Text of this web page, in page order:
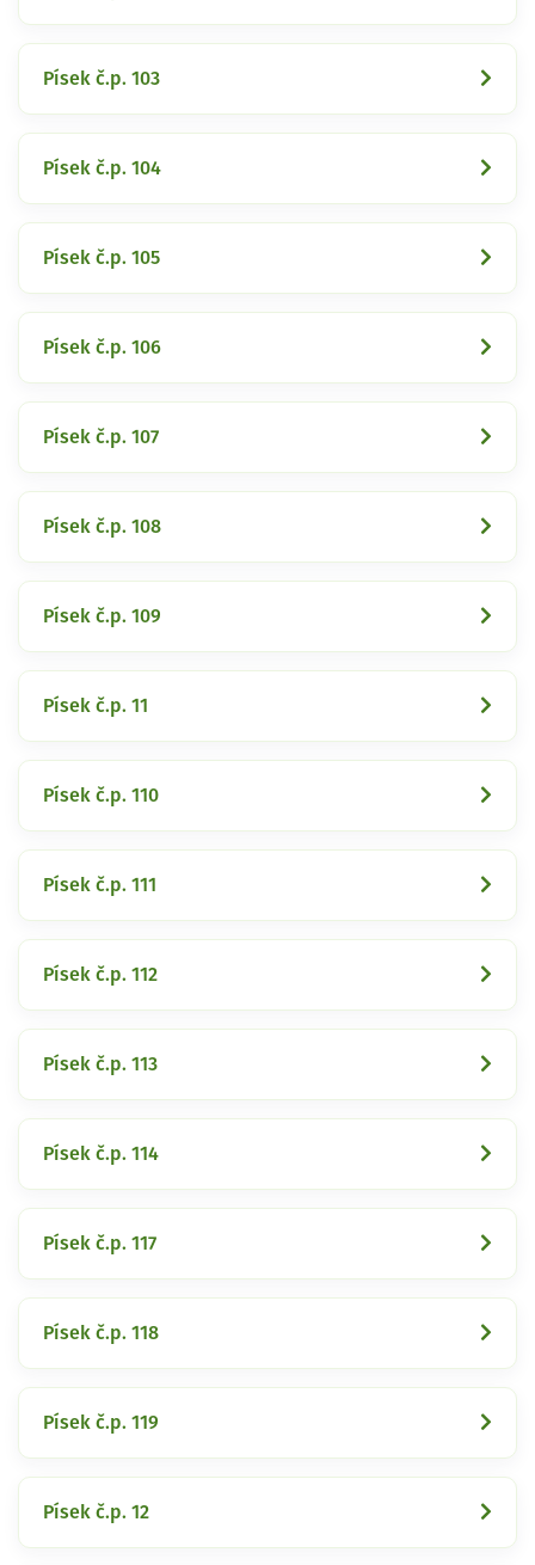
Písek č.p. 103
Písek č.p. 104
Písek č.p. 105
Písek č.p. 106
Písek č.p. 107
Písek č.p. 108
Písek č.p. 109
Písek č.p. 11
Písek č.p. 110
Písek č.p. 111
Písek č.p. 112
Písek č.p. 113
Písek č.p. 114
Písek č.p. 117
Písek č.p. 118
Písek č.p. 119
Písek č.p. 12